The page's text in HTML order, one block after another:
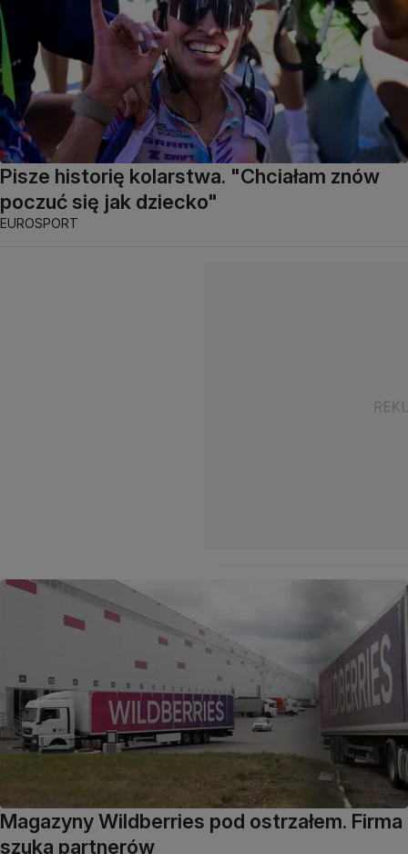
Pisze historię kolarstwa. "Chciałam znów
poczuć się jak dziecko"
EUROSPORT
Magazyny Wildberries pod ostrzałem. Firma
szuka partnerów